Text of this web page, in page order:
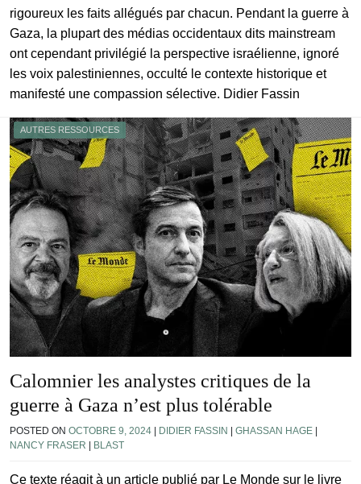
rigoureux les faits allégués par chacun. Pendant la guerre à
Gaza, la plupart des médias occidentaux dits mainstream
ont cependant privilégié la perspective israélienne, ignoré
les voix palestiniennes, occulté le contexte historique et
manifesté une compassion sélective. Didier Fassin
AUTRES RESSOURCES
Calomnier les analystes critiques de la
guerre à Gaza n’est plus tolérable
POSTED ON OCTOBRE 9, 2024 DIDIER FASSIN GHASSAN HAGE
NANCY FRASER
BLAST
Ce texte réagit à un article publié par Le Monde sur le livre